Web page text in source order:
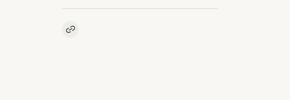
Kopieer link naar vacature